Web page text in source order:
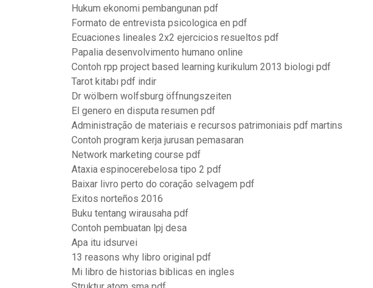
Hukum ekonomi pembangunan pdf
Formato de entrevista psicologica en pdf
Ecuaciones lineales 2x2 ejercicios resueltos pdf
Papalia desenvolvimento humano online
Contoh rpp project based learning kurikulum 2013 biologi pdf
Tarot kitabı pdf indir
Dr wölbern wolfsburg öffnungszeiten
El genero en disputa resumen pdf
Administração de materiais e recursos patrimoniais pdf martins
Contoh program kerja jurusan pemasaran
Network marketing course pdf
Ataxia espinocerebelosa tipo 2 pdf
Baixar livro perto do coração selvagem pdf
Exitos norteños 2016
Buku tentang wirausaha pdf
Contoh pembuatan lpj desa
Apa itu idsurvei
13 reasons why libro original pdf
Mi libro de historias biblicas en ingles